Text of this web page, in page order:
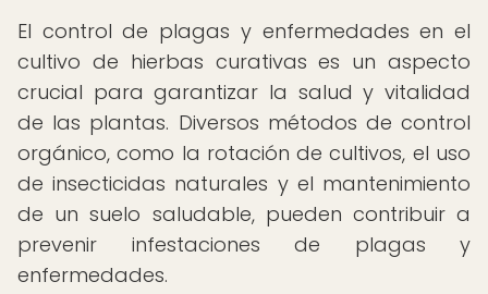
El control de plagas y enfermedades en el
cultivo de hierbas curativas es un aspecto
crucial para garantizar la salud y vitalidad
de las plantas. Diversos métodos de control
orgánico, como la rotación de cultivos, el uso
de insecticidas naturales y el mantenimiento
de un suelo saludable, pueden contribuir a
prevenir infestaciones de plagas y
enfermedades.